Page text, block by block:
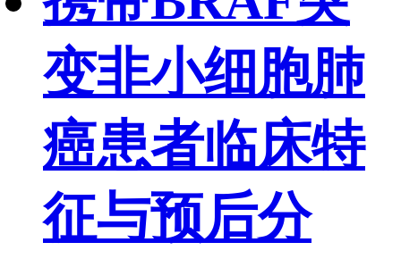
变非小细胞肺
癌患者临床特
征与预后分